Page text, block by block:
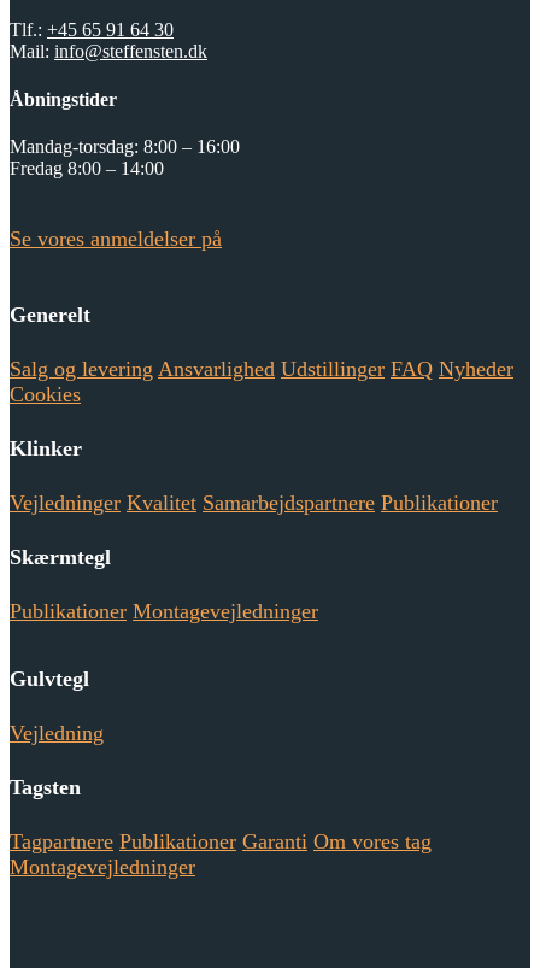
Tlf.: +45 65 91 64 30
Mail: info@steffensten.dk
Åbningstider
Mandag-torsdag: 8:00 – 16:00
Fredag 8:00 – 14:00
Se vores anmeldelser på
Generelt
Salg og levering Ansvarlighed Udstillinger FAQ Nyheder
Cookies
Klinker
Vejledninger Kvalitet Samarbejdspartnere Publikationer
Skærmtegl
Publikationer Montagevejledninger
Gulvtegl
Vejledning
Tagsten
Tagpartnere Publikationer Garanti Om vores tag
Montagevejledninger